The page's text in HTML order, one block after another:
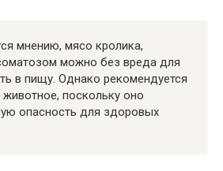
мнению, мясо кролика,
можно без вреда для
в пищу. Однако рекомендуется
поскольку оно
опасность для здоровых